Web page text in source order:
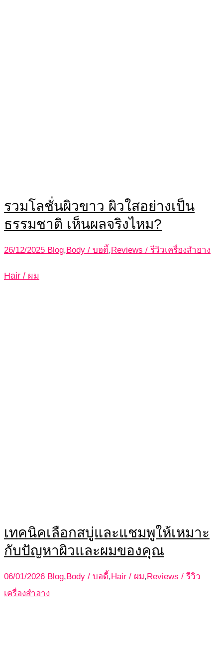
รวมโลชั่นผิวขาว ผิวใสอย่างเป็น
ธรรมชาติ เห็นผลจริงไหม?
26/12/2025 Blog, Body / บอดี้, Reviews / รีวิวเครื่องสำอาง
Hair / ผม
เทคนิคเลือกสบู่และแชมพูให้เหมาะ
กับปัญหาผิวและผมของคุณ
06/01/2026 Blog, Body / บอดี้, Hair / ผม, Reviews / รีวิว
เครื่องสำอาง